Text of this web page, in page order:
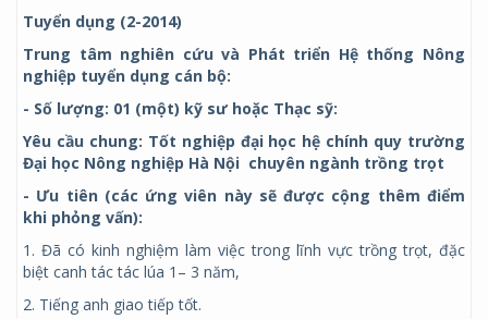
Tuyển dụng (2-2014)
Trung tâm nghiên cứu và Phát triển Hệ thống Nông
nghiệp tuyển dụng cán bộ:
- Số lượng: 01 (một) kỹ sư hoặc Thạc sỹ:
Yêu cầu chung: Tốt nghiệp đại học hệ chính quy trường
Đại học Nông nghiệp Hà Nội chuyên ngành trồng trọt
- Ưu tiên (các ứng viên này sẽ được cộng thêm điểm
khi phỏng vấn):
1. Đã có kinh nghiệm làm việc trong lĩnh vực trồng trọt, đặc
biệt canh tác tác lúa 1– 3 năm,
2. Tiếng anh giao tiếp tốt.